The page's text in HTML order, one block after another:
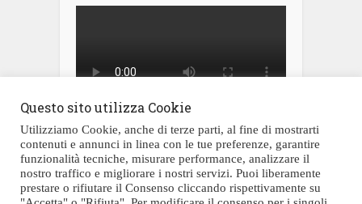
Testata giornalistica registrata al Tribunale di Civitavecchia al numero
Questo sito utilizza Cookie
Utilizziamo Cookie, anche di terze parti, al fine di mostrarti
contenuti e annunci in linea con le tue preferenze, garantire
funzionalità tecniche, misurare performance, analizzare il
nostro traffico e migliorare i nostri servizi. Puoi liberamente
prestare o rifiutare il Consenso cliccando rispettivamente su